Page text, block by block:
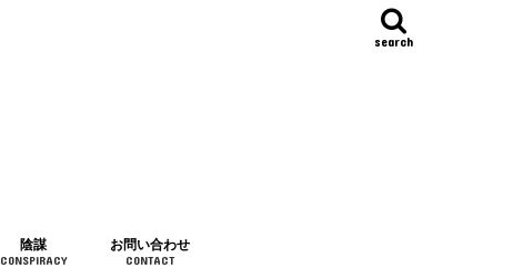
search
陰謀
CONSPIRACY
お問い合わせ
CONTACT